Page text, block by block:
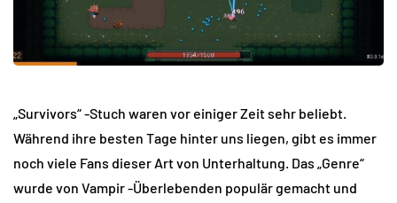
„Survivors“ -Stuch waren vor einiger Zeit sehr beliebt.
Während ihre besten Tage hinter uns liegen, gibt es immer
noch viele Fans dieser Art von Unterhaltung. Das „Genre“
wurde von Vampir -Überlebenden populär gemacht und